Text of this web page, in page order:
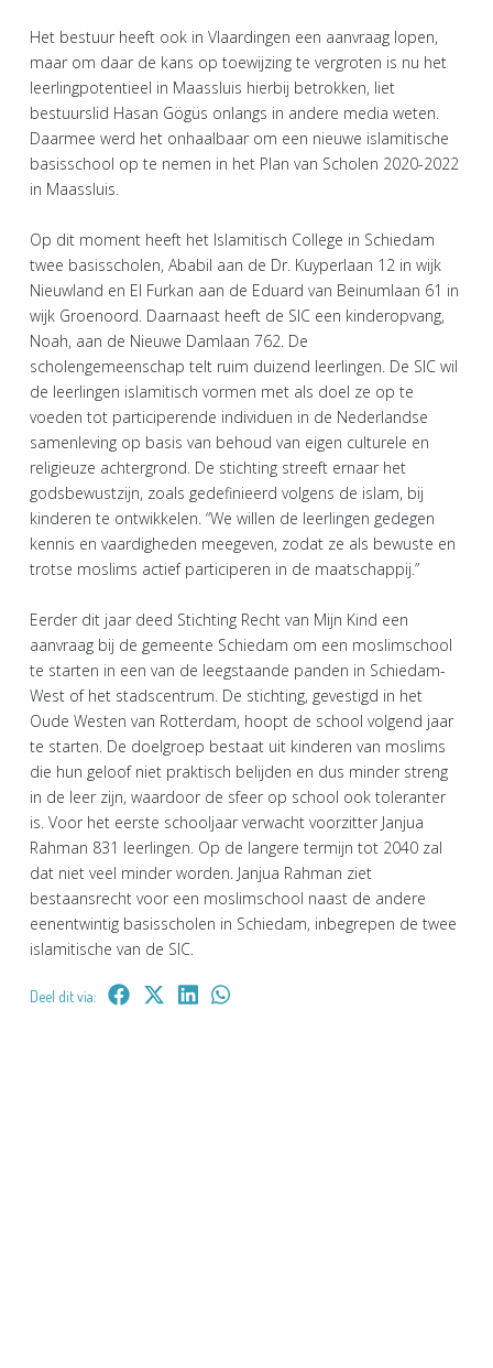
Het bestuur heeft ook in Vlaardingen een aanvraag lopen,
maar om daar de kans op toewijzing te vergroten is nu het
leerlingpotentieel in Maassluis hierbij betrokken, liet
bestuurslid Hasan Gögüs onlangs in andere media weten.
Daarmee werd het onhaalbaar om een nieuwe islamitische
basisschool op te nemen in het Plan van Scholen 2020-2022
in Maassluis.
Op dit moment heeft het Islamitisch College in Schiedam
twee basisscholen, Ababil aan de Dr. Kuyperlaan 12 in wijk
Nieuwland en El Furkan aan de Eduard van Beinumlaan 61 in
wijk Groenoord. Daarnaast heeft de SIC een kinderopvang,
Noah, aan de Nieuwe Damlaan 762. De
scholengemeenschap telt ruim duizend leerlingen. De SIC wil
de leerlingen islamitisch vormen met als doel ze op te
voeden tot participerende individuen in de Nederlandse
samenleving op basis van behoud van eigen culturele en
religieuze achtergrond. De stichting streeft ernaar het
godsbewustzijn, zoals gedefinieerd volgens de islam, bij
kinderen te ontwikkelen. “We willen de leerlingen gedegen
kennis en vaardigheden meegeven, zodat ze als bewuste en
trotse moslims actief participeren in de maatschappij.”
Eerder dit jaar deed Stichting Recht van Mijn Kind een
aanvraag bij de gemeente Schiedam om een moslimschool
te starten in een van de leegstaande panden in Schiedam-
West of het stadscentrum. De stichting, gevestigd in het
Oude Westen van Rotterdam, hoopt de school volgend jaar
te starten. De doelgroep bestaat uit kinderen van moslims
die hun geloof niet praktisch belijden en dus minder streng
in de leer zijn, waardoor de sfeer op school ook toleranter
is. Voor het eerste schooljaar verwacht voorzitter Janjua
Rahman 831 leerlingen. Op de langere termijn tot 2040 zal
dat niet veel minder worden. Janjua Rahman ziet
bestaansrecht voor een moslimschool naast de andere
eenentwintig basisscholen in Schiedam, inbegrepen de twee
islamitische van de SIC.
Deel dit via: